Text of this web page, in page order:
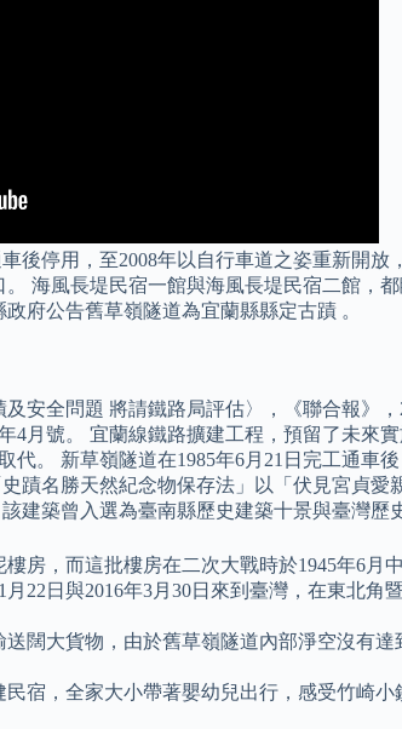
停用，至2008年以自行車道之姿重新開
海風長堤民宿一館與海風長堤民宿二館，
府公告舊草嶺隧道為宜蘭縣縣定古蹟 。
安全問題 將請鐵路局評估〉，《聯合報》
月號。 宜蘭線鐵路擴建工程，預留了未來
。 新草嶺隧道在1985年6月21日完工通車
名勝天然紀念物保存法」以「伏見宮貞
建築曾入選為臺南縣歷史建築十景與臺灣歷
房，而這批樓房在二次大戰時於1945年6月
22日與2016年3月30日來到臺灣，在東北
闊大貨物，由於舊草嶺隧道內部淨空沒有
宿，全家大小帶著嬰幼兒出行，感受竹崎